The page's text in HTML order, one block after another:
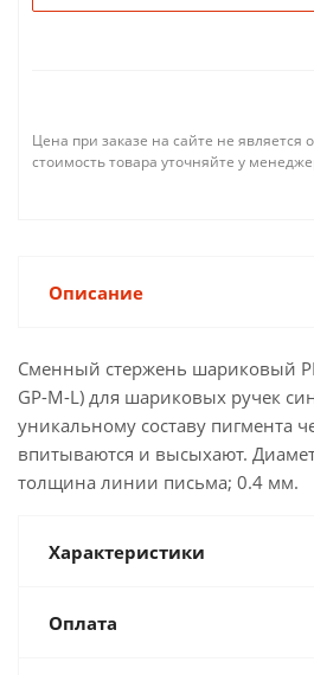
Цена при заказе на сайте не является
стоимость товара уточняйте у
Описание
Сменный стержень шариковый
GP-M-L) для шариковых ручек
уникальному составу пигмента
впитываются и высыхают.
толщина линии письма; 0.4 мм.
Характеристики
Оплата